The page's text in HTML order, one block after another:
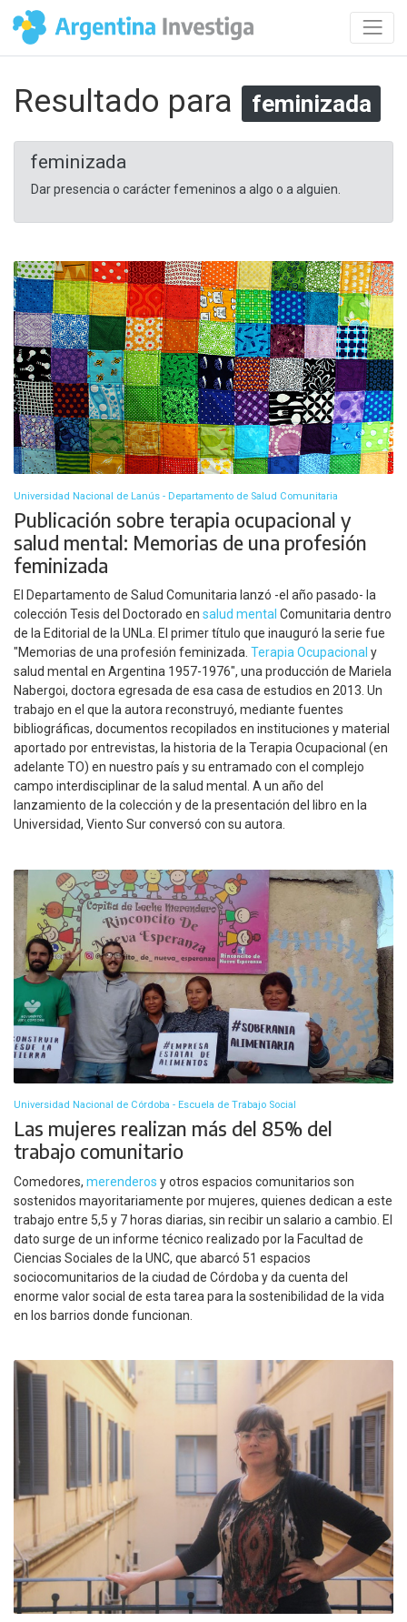
Resultado para feminizada
feminizada
Dar presencia o carácter femeninos a algo o a alguien.
Universidad Nacional de Lanús - Departamento de Salud Comunitaria
Publicación sobre terapia ocupacional y
salud mental: Memorias de una profesión
feminizada
El Departamento de Salud Comunitaria lanzó -el año pasado- la
colección Tesis del Doctorado en salud mental Comunitaria dentro
de la Editorial de la UNLa. El primer título que inauguró la serie fue
"Memorias de una profesión feminizada. Terapia Ocupacional y
salud mental en Argentina 1957-1976", una producción de Mariela
Nabergoi, doctora egresada de esa casa de estudios en 2013. Un
trabajo en el que la autora reconstruyó, mediante fuentes
bibliográficas, documentos recopilados en instituciones y material
aportado por entrevistas, la historia de la Terapia Ocupacional (en
adelante TO) en nuestro país y su entramado con el complejo
campo interdisciplinar de la salud mental. A un año del
lanzamiento de la colección y de la presentación del libro en la
Universidad, Viento Sur conversó con su autora.
Universidad Nacional de Córdoba - Escuela de Trabajo Social
Las mujeres realizan más del 85% del
trabajo comunitario
Comedores, merenderos y otros espacios comunitarios son
sostenidos mayoritariamente por mujeres, quienes dedican a este
trabajo entre 5,5 y 7 horas diarias, sin recibir un salario a cambio. El
dato surge de un informe técnico realizado por la Facultad de
Ciencias Sociales de la UNC, que abarcó 51 espacios
sociocomunitarios de la ciudad de Córdoba y da cuenta del
enorme valor social de esta tarea para la sostenibilidad de la vida
en los barrios donde funcionan.